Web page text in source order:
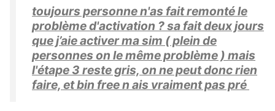
toujours personne n'as fait remonté le
problème d'activation ? sa fait deux jours
que j’aie activer ma sim ( plein de
personnes on le même problème ) mais
l'étape 3 reste gris, on ne peut donc rien
faire, et bin free n ais vraiment pas pré